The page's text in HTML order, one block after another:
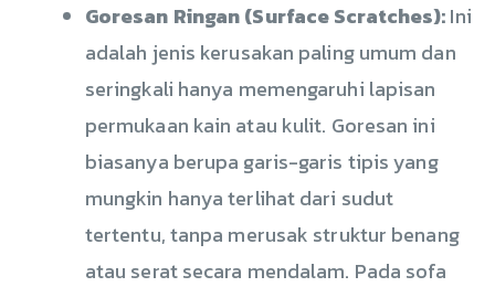
Goresan Ringan (Surface Scratches):Ini
adalah jenis kerusakan paling umum dan
seringkali hanya memengaruhi lapisan
permukaan kain atau kulit. Goresan ini
biasanya berupa garis-garis tipis yang
mungkin hanya terlihat dari sudut
tertentu, tanpa merusak struktur benang
atau serat secara mendalam. Pada sofa